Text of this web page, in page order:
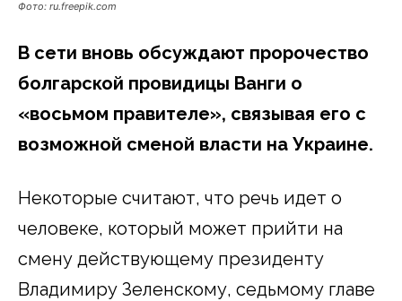
Фото: ru.freepik.com
В сети вновь обсуждают пророчество
болгарской провидицы Ванги о
«восьмом правителе», связывая его с
возможной сменой власти на Украине.
Некоторые считают, что речь идет о
человеке, который может прийти на
смену действующему президенту
Владимиру Зеленскому, седьмому главе